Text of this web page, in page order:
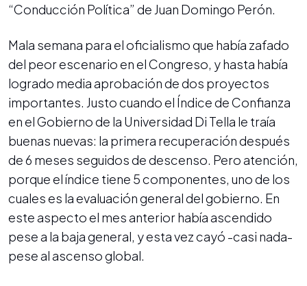
“Conducción Política” de Juan Domingo Perón.
Mala semana para el oficialismo que había zafado
del peor escenario en el Congreso, y hasta había
logrado media aprobación de dos proyectos
importantes. Justo cuando el Índice de Confianza
en el Gobierno de la Universidad Di Tella le traía
buenas nuevas: la primera recuperación después
de 6 meses seguidos de descenso. Pero atención,
porque el índice tiene 5 componentes, uno de los
cuales es la evaluación general del gobierno. En
este aspecto el mes anterior había ascendido
pese a la baja general, y esta vez cayó -casi nada-
pese al ascenso global.